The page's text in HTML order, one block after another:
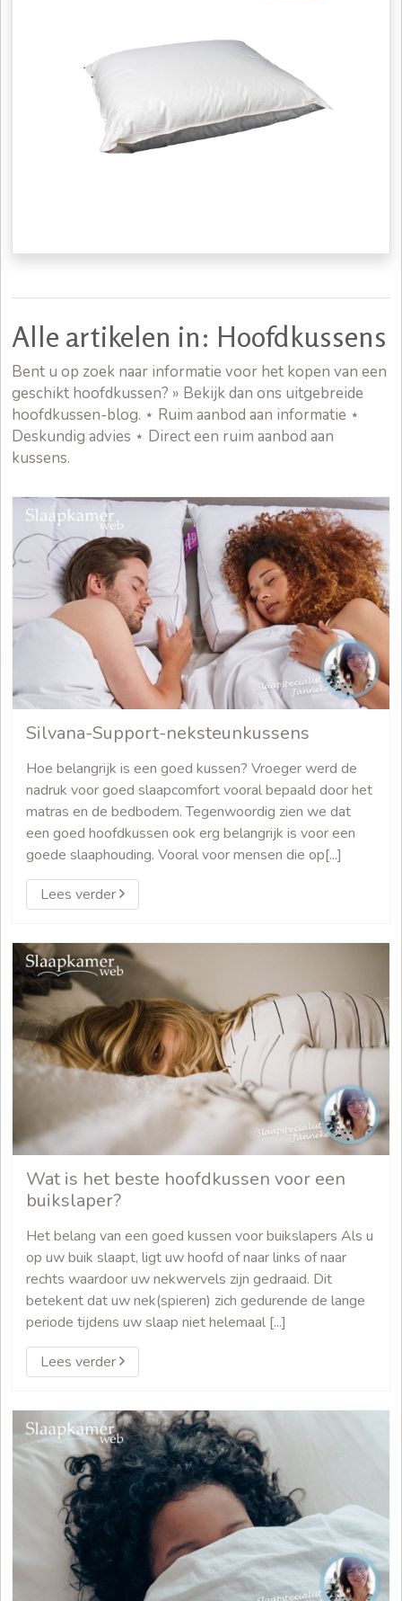
Alle artikelen in: Hoofdkussens
Bent u op zoek naar informatie voor het kopen van een
geschikt hoofdkussen? » Bekijk dan ons uitgebreide
hoofdkussen-blog. ⋆ Ruim aanbod aan informatie ⋆
Deskundig advies ⋆ Direct een ruim aanbod aan
kussens.
Silvana-Support-neksteunkussens
Hoe belangrijk is een goed kussen? Vroeger werd de
nadruk voor goed slaapcomfort vooral bepaald door het
matras en de bedbodem. Tegenwoordig zien we dat
een goed hoofdkussen ook erg belangrijk is voor een
goede slaaphouding. Vooral voor mensen die op[...]
Lees verder
Wat is het beste hoofdkussen voor een
buikslaper?
Het belang van een goed kussen voor buikslapers Als u
op uw buik slaapt, ligt uw hoofd of naar links of naar
rechts waardoor uw nekwervels zijn gedraaid. Dit
betekent dat uw nek(spieren) zich gedurende de lange
periode tijdens uw slaap niet helemaal [...]
Lees verder